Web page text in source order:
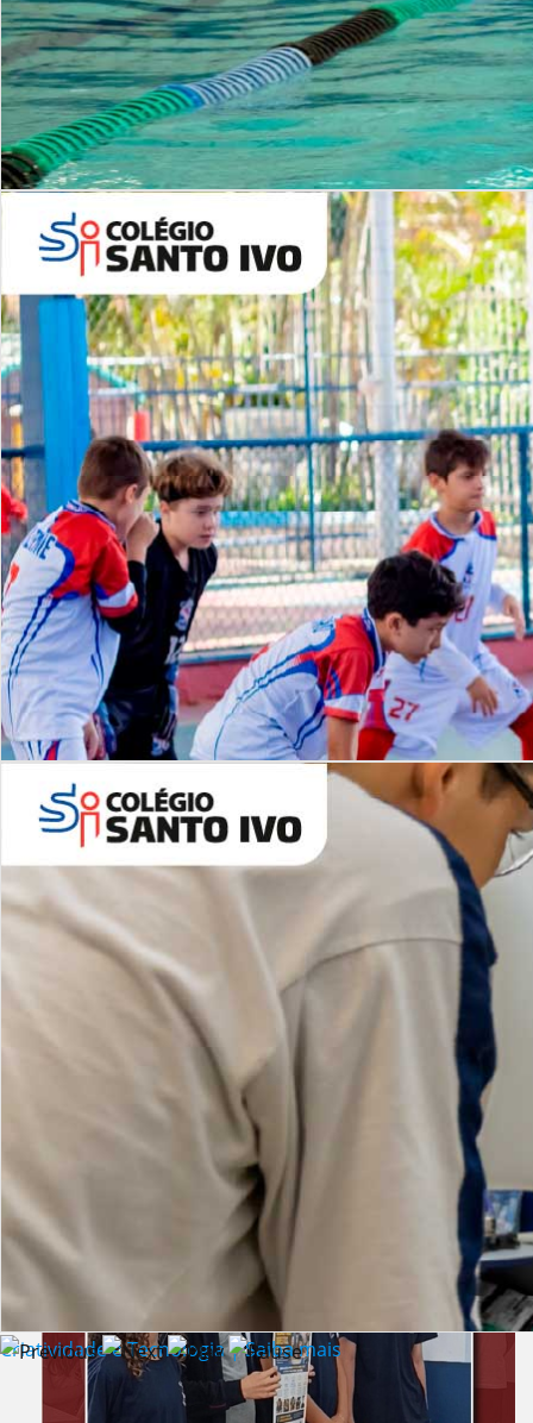
Período Integral | Saiba mais
Desafios | Saiba mais
Criatividade e Tecnologia | Saiba mais
INSTITUCIONAL
Lista de vídeos
NOSSOCANAL